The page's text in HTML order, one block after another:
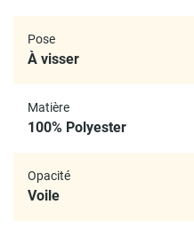
Pose
À visser
Matière
100% Polyester
Opacité
Voile